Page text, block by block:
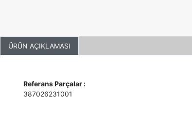
ÜRÜN AÇIKLAMASI
Referans Parçalar :
387026231001